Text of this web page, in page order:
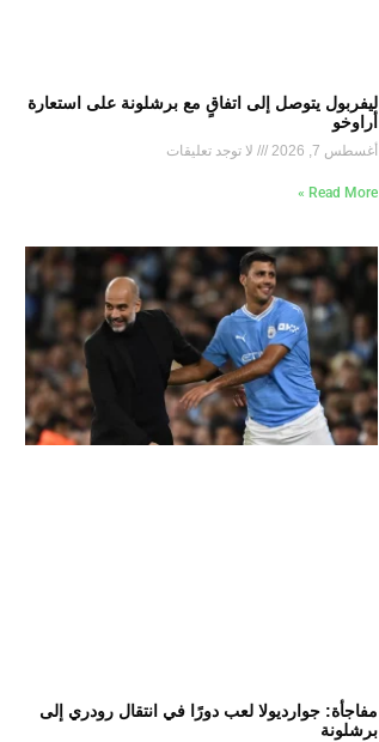
ليفربول يتوصل إلى اتفاقٍ مع برشلونة على استعارة
أراوخو
أغسطس 7, 2026 لا توجد تعليقات
Read More »
مفاجأة: جوارديولا لعب دورًا في انتقال رودري إلى
برشلونة